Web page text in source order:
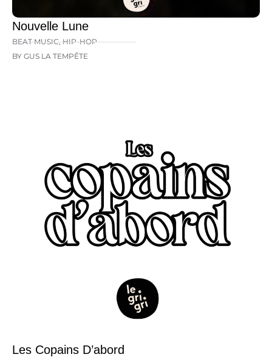
Nouvelle Lune
BEAT MUSIC,HIP-HOP
BY GUS LA TEMPÊTE
Les Copains D’abord